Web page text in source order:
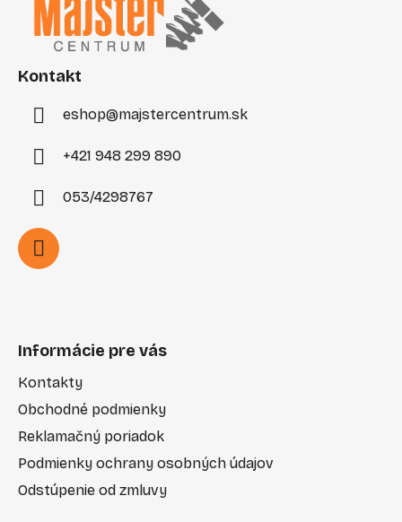
Kontakt
eshop@majstercentrum.sk
+421 948 299 890
053/4298767
Informácie pre vás
Kontakty
Obchodné podmienky
Reklamačný poriadok
Podmienky ochrany osobných údajov
Odstúpenie od zmluvy